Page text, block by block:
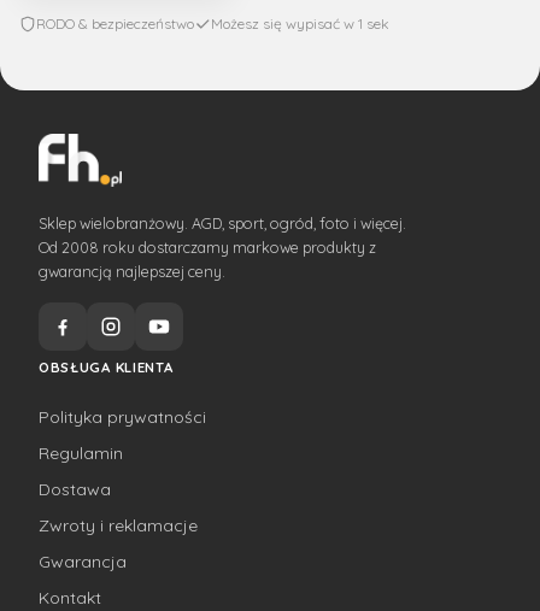
RODO & bezpieczeństwo Możesz się wypisać w 1 sek
Sklep wielobranżowy. AGD, sport, ogród, foto i więcej.
Od 2008 roku dostarczamy markowe produkty z
gwarancją najlepszej ceny.
OBSŁUGA KLIENTA
Polityka prywatności
Regulamin
Dostawa
Zwroty i reklamacje
Gwarancja
Kontakt